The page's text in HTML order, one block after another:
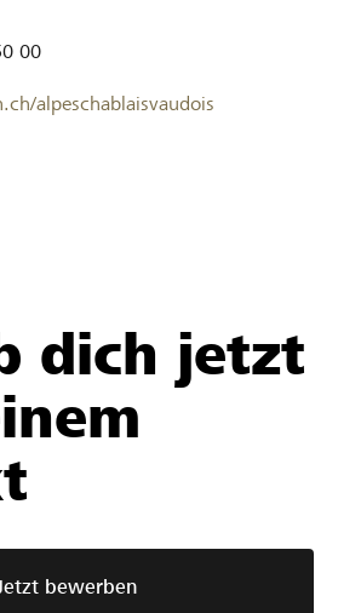
00
alpeschablaisvaudois
dich jetzt
bewerben